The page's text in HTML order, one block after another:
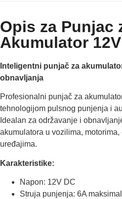
Opis za Punjac
Akumulator
Inteligentni punjač za
obnavljanja
Profesionalni punjač za
tehnologijom pulsnog punjenja i
Idealan za održavanje i
akumulatora u vozilima,
uređajima.
Karakteristike:
Napon: 12V DC
Struja punjenja: 6A